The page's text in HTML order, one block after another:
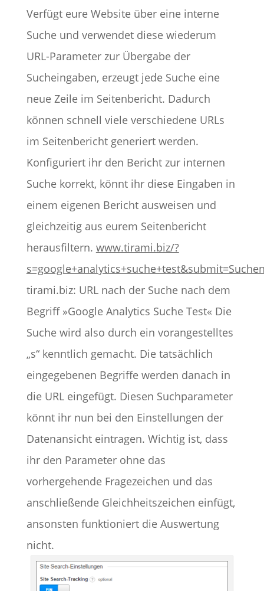
Verfügt eure Website über eine interne
Suche und verwendet diese wiederum
URL-Parameter zur Übergabe der
Sucheingaben, erzeugt jede Suche eine
neue Zeile im Seitenbericht. Dadurch
können schnell viele verschiedene URLs
im Seitenbericht generiert werden.
Konfiguriert ihr den Bericht zur internen
Suche korrekt, könnt ihr diese Eingaben in
einem eigenen Bericht ausweisen und
gleichzeitig aus eurem Seitenbericht
herausfiltern. www.tirami.biz/?
tirami.biz: URL nach der Suche nach dem
Begriff »Google Analytics Suche Test« Die
Suche wird also durch ein vorangestelltes
„s“ kenntlich gemacht. Die tatsächlich
eingegebenen Begriffe werden danach in
die URL eingefügt. Diesen Suchparameter
könnt ihr nun bei den Einstellungen der
Datenansicht eintragen. Wichtig ist, dass
ihr den Parameter ohne das
vorhergehende Fragezeichen und das
anschließende Gleichheitszeichen einfügt,
ansonsten funktioniert die Auswertung
nicht.